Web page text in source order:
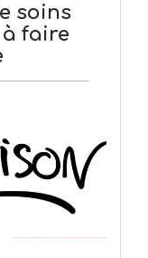
soins
faire